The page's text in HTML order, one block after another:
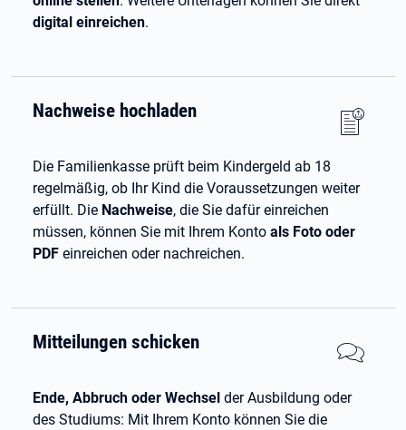
digital einreichen.
Nachweise hochladen
Die Familienkasse prüft beim Kindergeld ab 18
regelmäßig, ob Ihr Kind die Voraussetzungen weiter
erfüllt. Die Nachweise, die Sie dafür einreichen
müssen, können Sie mit Ihrem Konto als Foto oder
PDF einreichen oder nachreichen.
Mitteilungen schicken
Ende, Abbruch oder Wechsel der Ausbildung oder
des Studiums: Mit Ihrem Konto können Sie die